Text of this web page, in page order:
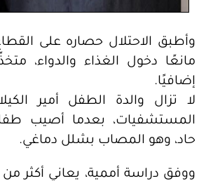
وأطبق الاحتلال حصاره على
مانعًا دخول الغذاء والدواء،
إضافيًا.
لا تزال والدة الطفل أمير
المستشفيات، بعدما أصيب
حاد، وهو المصاب بشلل دماغي.